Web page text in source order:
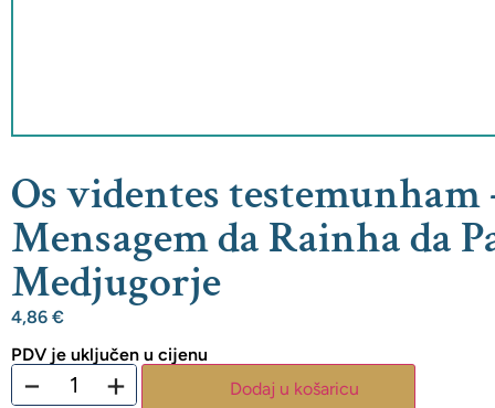
Os videntes testemunham
Mensagem da Rainha da
Medjugorje
4,86 €
PDV je uključen u cijenu
− + Dodaj u košaricu